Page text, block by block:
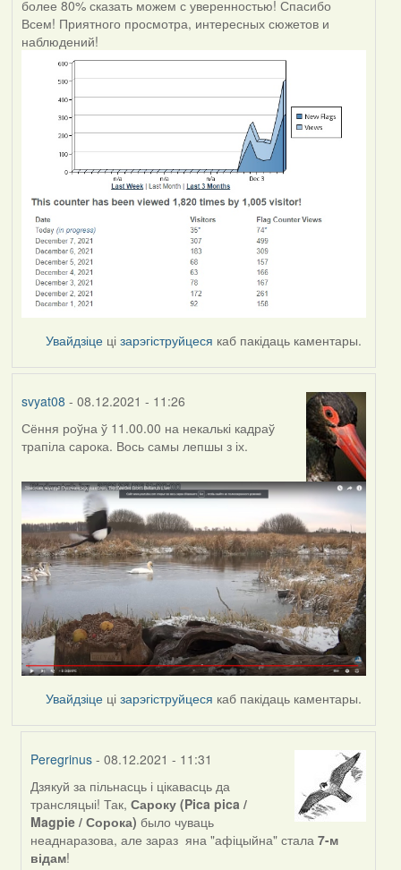
более 80% сказать можем с уверенностью! Спасибо
Всем! Приятного просмотра, интересных сюжетов и
наблюдений!
Увайдзіце цізарэгіструйцеся каб пакідаць каментары.
svyat08 - 08.12.2021 - 11:26
Сёння роўна ў 11.00.00 на некалькі кадраў
трапіла сарока. Вось самы лепшы з іх.
Увайдзіце цізарэгіструйцеся каб пакідаць каментары.
Peregrinus - 08.12.2021 - 11:31
In
reply
to
by
svyat08
Дзякуй за пільнасць і цікавасць да
трансляцыі! Так,Сароку (Pica pica /
Magpie / Сорока) было чуваць
неаднаразова, але зараз яна "афіцыйна" стала7-м
відам!